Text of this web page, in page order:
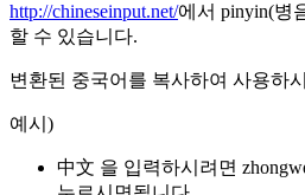
http://chineseinput.net/에서 pinyin(병
할 수 있습니다.
변환된 중국어를 복사하여 사용하
예시)
中文 을 입력하시려면